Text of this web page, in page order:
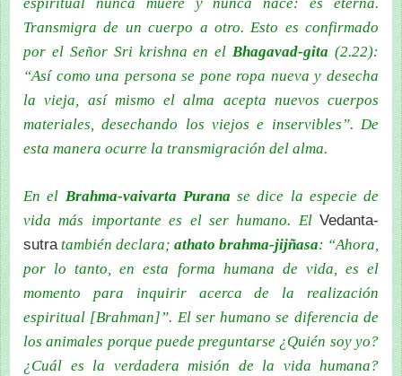
Transmigra de un cuerpo a otro. Esto es confirmado
por el Señor Sri krishna en elBhagavad-gita (2.22):
“Así como una persona se pone ropa nueva y desecha
la vieja, así mismo el alma acepta nuevos cuerpos
materiales, desechando los viejos e inservibles”. De
esta manera ocurre la transmigración del alma.
En el Brahma-vaivarta Purana se dice la especie de
vida más importante es el ser humano. El Vedanta-
sutratambién declara; athato brahma-jijñasa: “Ahora,
por lo tanto, en esta forma humana de vida, es el
momento para inquirir acerca de la realización
espiritual [Brahman]”. El ser humano se diferencia de
los animales porque puede preguntarse ¿Quién soy yo?
¿Cuál es la verdadera misión de la vida humana?